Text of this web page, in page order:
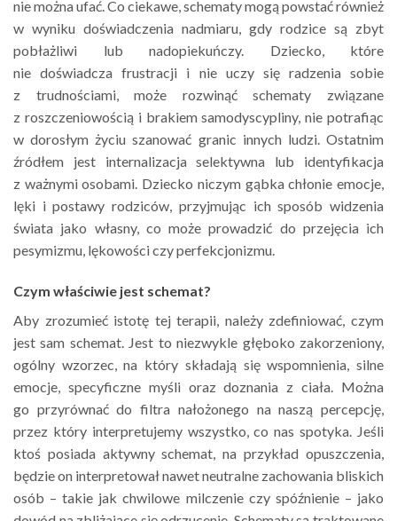
nie można ufać. Co ciekawe, schematy mogą powstać również
w wyniku doświadczenia nadmiaru, gdy rodzice są zbyt
pobłażliwi lub nadopiekuńczy. Dziecko, które
nie doświadcza frustracji i nie uczy się radzenia sobie
z trudnościami, może rozwinąć schematy związane
z roszczeniowością i brakiem samodyscypliny, nie potrafiąc
w dorosłym życiu szanować granic innych ludzi. Ostatnim
źródłem jest internalizacja selektywna lub identyfikacja
z ważnymi osobami. Dziecko niczym gąbka chłonie emocje,
lęki i postawy rodziców, przyjmując ich sposób widzenia
świata jako własny, co może prowadzić do przejęcia ich
pesymizmu, lękowości czy perfekcjonizmu.
Czym właściwie jest schemat?
Aby zrozumieć istotę tej terapii, należy zdefiniować, czym
jest sam schemat. Jest to niezwykle głęboko zakorzeniony,
ogólny wzorzec, na który składają się wspomnienia, silne
emocje, specyficzne myśli oraz doznania z ciała. Można
go przyrównać do filtra nałożonego na naszą percepcję,
przez który interpretujemy wszystko, co nas spotyka. Jeśli
ktoś posiada aktywny schemat, na przykład opuszczenia,
będzie on interpretował nawet neutralne zachowania bliskich
osób – takie jak chwilowe milczenie czy spóźnienie – jako